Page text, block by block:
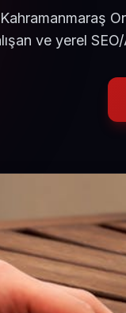
Kahramanmaraş
ve yerel